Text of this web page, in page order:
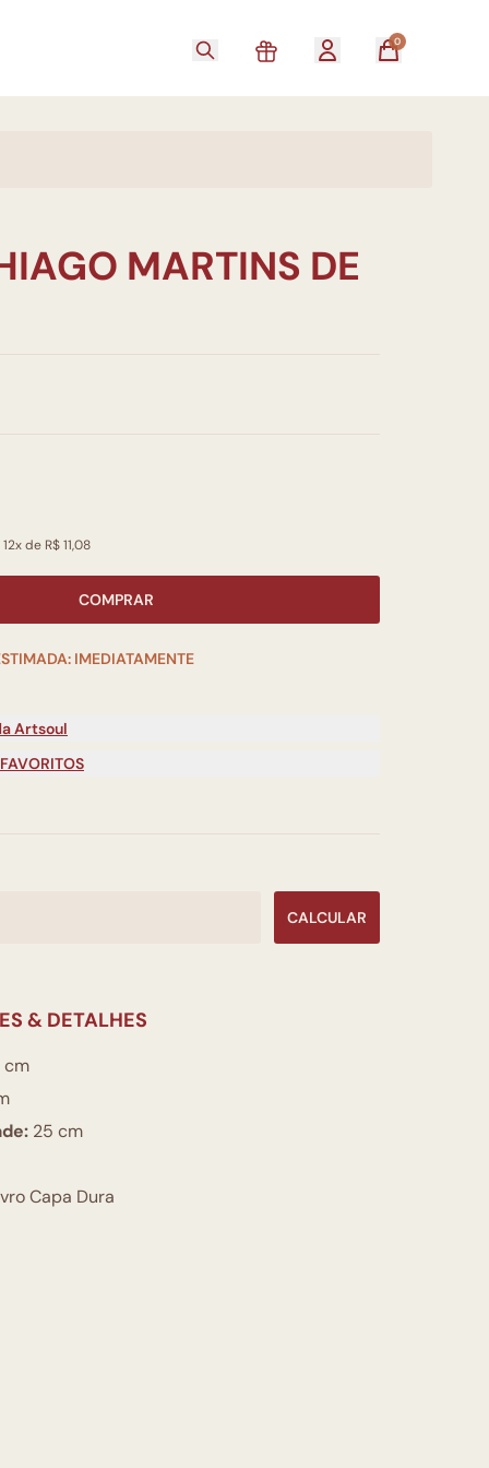
0
MARTINS DE
de R$ 11,08
COMPRAR
IMEDIATAMENTE
Artsoul
CALCULAR
& DETALHES
cm
25 cm
Capa Dura